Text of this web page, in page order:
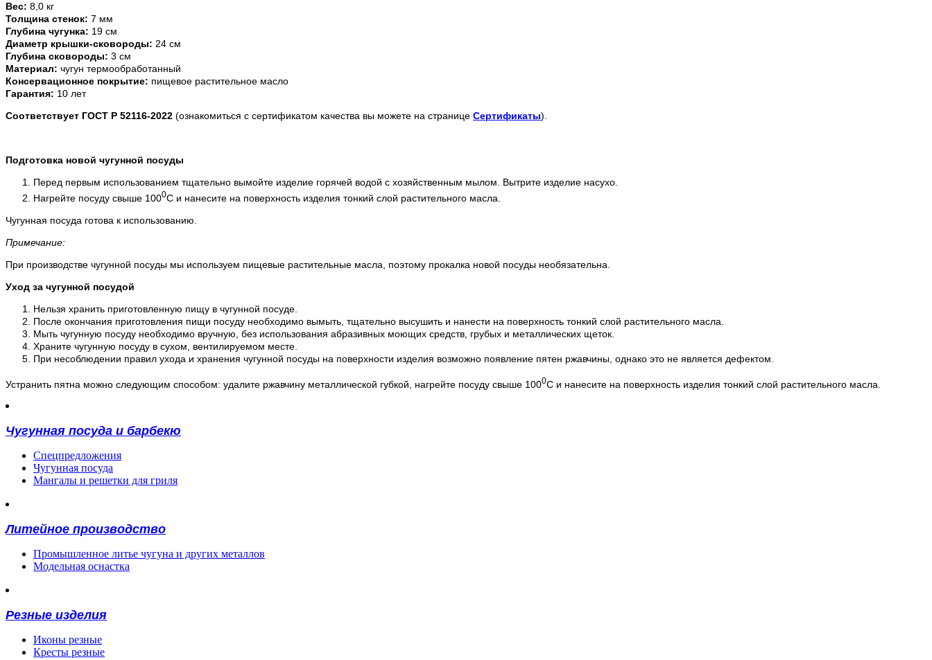
Вес: 8,0 кг
Толщина стенок: 7 мм
Глубина чугунка: 19 см
Диаметр крышки-сковороды: 24 см
Глубина сковороды: 3 см
Материал: чугун термообработанный
Консервационное покрытие: пищевое растительное масло
Гарантия: 10 лет
Соответствует ГОСТ Р 52116-2022 (ознакомиться с сертификатом качества вы можете на странице Сертификаты).
Подготовка новой чугунной посуды
Перед первым использованием тщательно вымойте изделие горячей водой с хозяйственным мылом. Вытрите изделие насухо.
Нагрейте посуду свыше 1000С и нанесите на поверхность изделия тонкий слой растительного масла.
Чугунная посуда готова к использованию.
Примечание:
При производстве чугунной посуды мы используем пищевые растительные масла, поэтому прокалка новой посуды необязательна.
Уход за чугунной посудой
Нельзя хранить приготовленную пищу в чугунной посуде.
После окончания приготовления пищи посуду необходимо вымыть, тщательно высушить и нанести на поверхность тонкий слой растительного масла.
Мыть чугунную посуду необходимо вручную, без использования абразивных моющих средств, грубых и металлических щеток.
Храните чугунную посуду в сухом, вентилируемом месте.
При несоблюдении правил ухода и хранения чугунной посуды на поверхности изделия возможно появление пятен ржавчины, однако это не является дефектом.
Устранить пятна можно следующим способом: удалите ржавчину металлической губкой, нагрейте посуду свыше 1000С и нанесите на поверхность изделия тонкий слой растительного масла.
Чугунная посуда и барбекю
Спецпредложения
Чугунная посуда
Мангалы и решетки для гриля
Литейное производство
Промышленное литье чугуна и других металлов
Модельная оснастка
Резные изделия
Иконы резные
Кресты резные